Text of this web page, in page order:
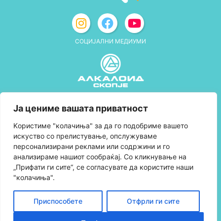
Ја цениме вашата приватност
Kористиме "колачиња" за да го подобриме вашето
искуство со прелистување, опслужуваме
персонализирани реклами или содржини и го
анализираме нашиот сообраќај. Со кликнување на
„Прифати ги сите“, се согласувате да користите наши
"колачиња".
Приспособете Отфрли ги сите
СОЦИЈАЛНИ МЕДИУМИ
Правила и услови за користење
Политика за колачиња
Правила за учество во програмата за
лојалност и политика за собирање поени
Контактирајте нè